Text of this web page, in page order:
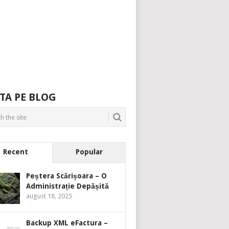
PE BLOG
Recent Popular
Peștera Scărișoara – O
Administrație Depășită
august 18, 2025
Backup XML eFactura –